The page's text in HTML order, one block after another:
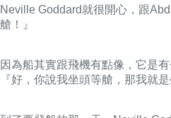
Neville Goddard就很開心，跟
艙！』
因為船其實跟飛機有點像，它是
『好，你說我坐頭等艙，那我就是